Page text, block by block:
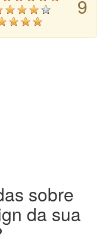
9
sobre
da sua